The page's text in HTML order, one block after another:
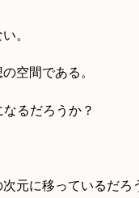
。
空間である。
るだろうか？
元に移っているだろ